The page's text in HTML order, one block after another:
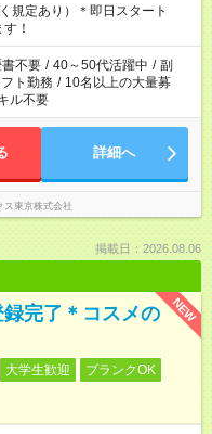
相談ください！ ご都合に合わ
規定あり）＊即日スタート
！
書不要 / 40～50代活躍中 / 副
ト勤務 / 10名以上の大量募
ル不要
詳細へ
ス東京株式会社
掲載日：2026.08.06
NEW
録完了＊コスメの
大学生歓迎
ブランクOK